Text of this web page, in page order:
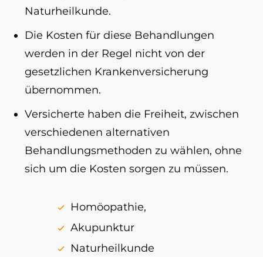
Naturheilkunde.
Die Kosten für diese Behandlungen
werden in der Regel nicht von der
gesetzlichen Krankenversicherung
übernommen.
Versicherte haben die Freiheit, zwischen
verschiedenen alternativen
Behandlungsmethoden zu wählen, ohne
sich um die Kosten sorgen zu müssen.
Homöopathie,
Akupunktur
Naturheilkunde